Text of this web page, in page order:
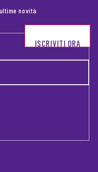
novità
ISCRIVITI ORA